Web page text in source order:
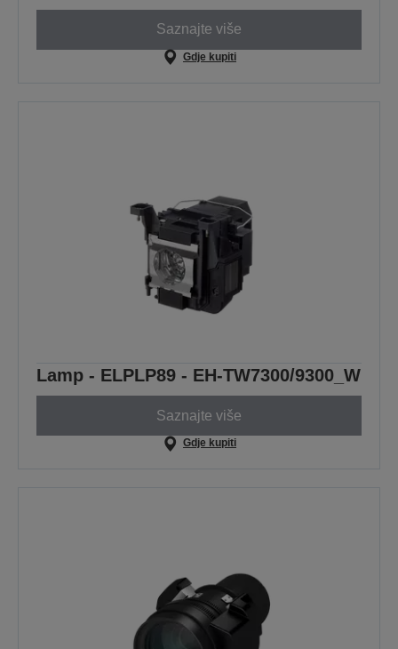
Saznajte više
Gdje kupiti
Lamp - ELPLP89 - EH-TW7300/9300_W
Saznajte više
Gdje kupiti